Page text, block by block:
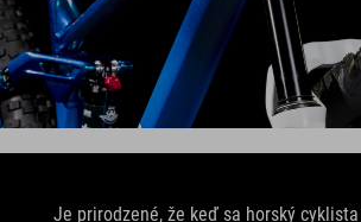
Je prirodzené, že keď sa horský